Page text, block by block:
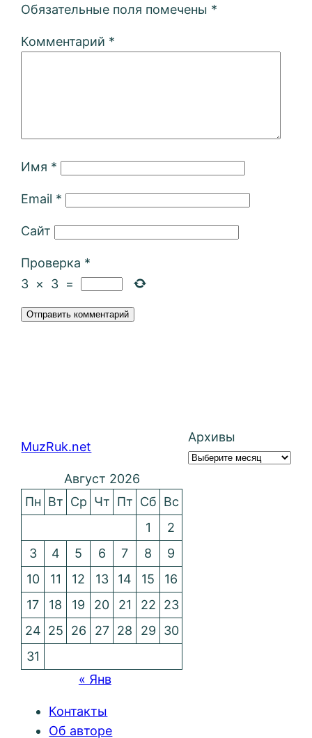
Обязательные поля помечены *
Комментарий *
Имя *
Email *
Сайт
Проверка *
3 × 3 =
MuzRuk.net
Архивы
Август 2026
Пн Вт Ср Чт Пт Сб Вс
1
2
3
4 5 6 7 8
9
10
11 12 13 14 15
16
17
18 19 20 21 22
23
24 25 26 27 28 29
30
31
« Янв
Контакты
Об авторе